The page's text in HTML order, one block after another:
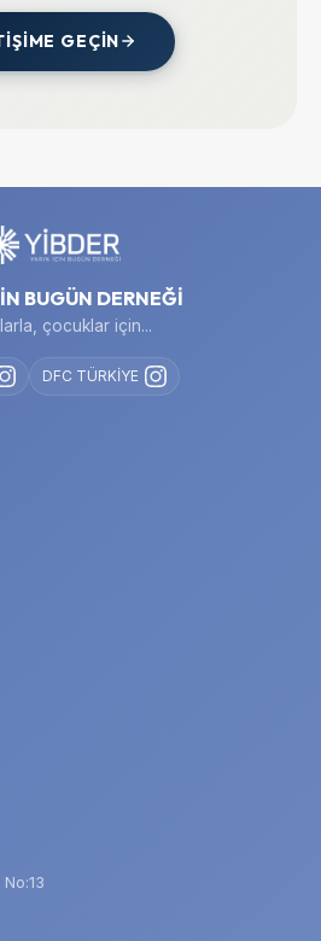
GEÇIN
BUGÜN DERNEĞİ
çocuklar için...
DFC TÜRKİYE